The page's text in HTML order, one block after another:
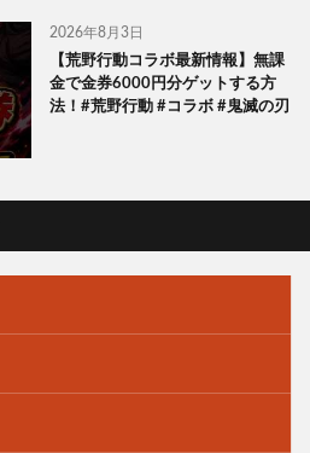
2026年8月3日
【荒野行動コラボ最新情報】無課
金で金券6000円分ゲットする方
法！#荒野行動 #コラボ #鬼滅の刃